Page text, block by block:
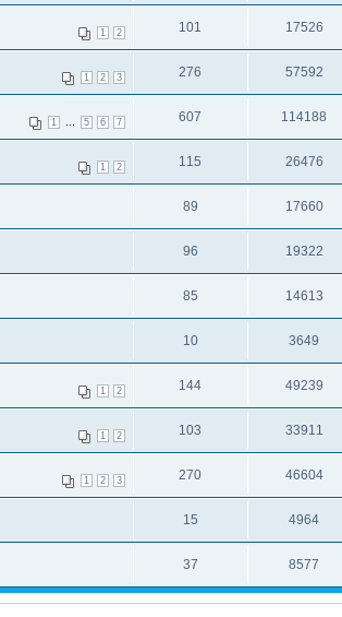
1 2 101 17526
1 2 3 276 57592
1 5 6 7 607 114188
1 2 115 26476
89 17660
96 19322
85 14613
10 3649
1 2 144 49239
1 2 103 33911
1 2 3 270 46604
15 4964
37 8577